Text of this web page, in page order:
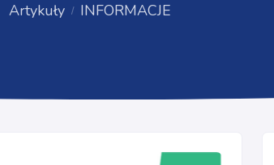
Artykuły INFORMACJE